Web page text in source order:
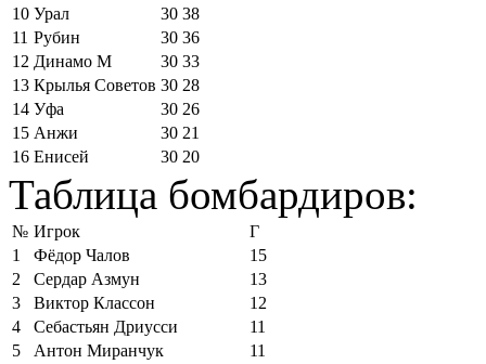
10 Урал 30 38
11 Рубин 30 36
12 Динамо М 30 33
13 Крылья Советов 30 28
14 Уфа 30 26
15 Анжи 30 21
16 Енисей 30 20
Таблица бомбардиров:
№ Игрок
Г
1
Фёдор Чалов
15
2
Сердар Азмун
13
3
Виктор Классон
12
4
Себастьян Дриусси
11
5
Антон Миранчук
11